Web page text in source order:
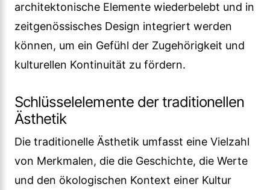
architektonische Elemente wiederbelebt und in
zeitgenössisches Design integriert werden
können, um ein Gefühl der Zugehörigkeit und
kulturellen Kontinuität zu fördern.
Schlüsselelemente der traditionellen
Ästhetik
Die traditionelle Ästhetik umfasst eine Vielzahl
von Merkmalen, die die Geschichte, die Werte
und den ökologischen Kontext einer Kultur